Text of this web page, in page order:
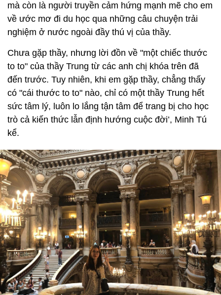
mà còn là người truyền cảm hứng mạnh mẽ cho em
về ước mơ đi du học qua những câu chuyện trải
nghiệm ở nước ngoài đầy thú vị của thầy.
Chưa gặp thầy, nhưng lời đồn về "một chiếc thước
to to" của thầy Trung từ các anh chị khóa trên đã
đến trước. Tuy nhiên, khi em gặp thầy, chẳng thấy
có "cái thước to to" nào, chỉ có một thầy Trung hết
sức tâm lý, luôn lo lắng tận tâm để trang bị cho học
trò cả kiến thức lẫn định hướng cuộc đời’, Minh Tú
kể.